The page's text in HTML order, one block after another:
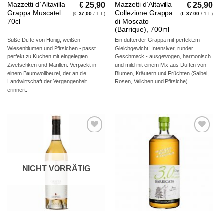
Mazzetti d`Altavilla
Grappa Muscatel
70cl
€ 25,90
(€ 37,00 / 1 L)
Süße Düfte von Honig, weißen
Wiesenblumen und Pfirsichen - passt
perfekt zu Kuchen mit eingelegten
Zwetschken und Marillen. Verpackt in
einem Baumwollbeutel, der an die
Landwirtschaft der Vergangenheit
erinnert.
Mazzetti d’Altavilla
Collezione Grappa
di Moscato
(Barrique), 700ml
€ 25,90
(€ 37,00 / 1 L)
Ein duftender Grappa mit perfektem
Gleichgewicht! Intensiver, runder
Geschmack - ausgewogen, harmonisch
und mild mit einem Mix aus Düften von
Blumen, Kräutern und Früchten (Salbei,
Rosen, Veilchen und Pfirsiche).
NICHT VORRÄTIG